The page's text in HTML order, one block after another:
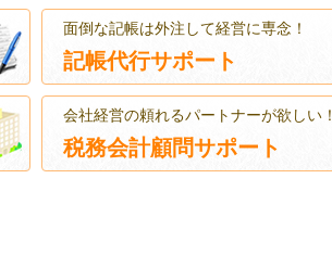
面倒な記帳は外注して経営に専念！
記帳代行サポート
会社経営の頼れるパートナーが欲しい！
税務会計顧問サポート